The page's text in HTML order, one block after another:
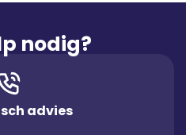
nodig?
advies